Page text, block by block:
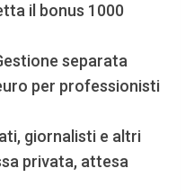
il bonus 1000
separata
per professionisti
giornalisti e altri
privata, attesa